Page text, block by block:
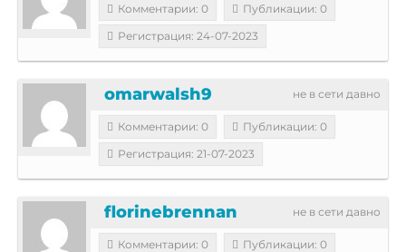
Комментарии: 0
Публикации: 0
Регистрация: 24-07-2023
не в сети давно
omarwalsh9
Комментарии: 0
Публикации: 0
Регистрация: 21-07-2023
не в сети давно
florinebrennan
Комментарии: 0
Публикации: 0